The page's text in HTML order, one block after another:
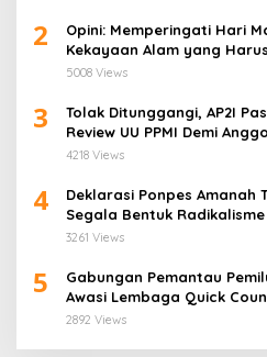
2
Opini: Memperingati Hari
Kekayaan Alam yang
5008 Views
3
Tolak Ditunggangi, AP2I
Review UU PPMI Demi
4218 Views
4
Deklarasi Ponpes Amanah
Segala Bentuk
3261 Views
5
Gabungan Pemantau
Awasi Lembaga Quick
2892 Views